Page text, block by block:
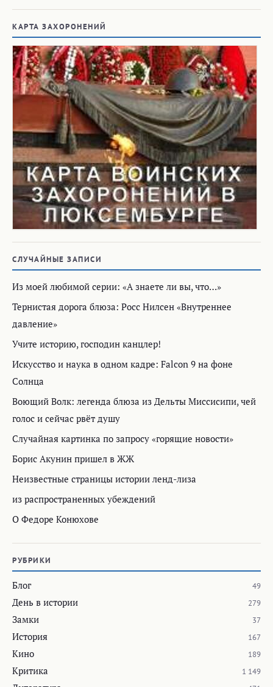
КАРТА ЗАХОРОНЕНИЙ
СЛУЧАЙНЫЕ ЗАПИСИ
Из моей любимой серии: «А знаете ли вы, что…»
Тернистая дорога блюза: Росс Нилсен «Внутреннее
давление»
Учите историю, господин канцлер!
Искусство и наука в одном кадре: Falcon 9 на фоне
Солнца
Воющий Волк: легенда блюза из Дельты Миссисипи, чей
голос и сейчас рвёт душу
Случайная картинка по запросу «горящие новости»
Борис Акунин пришел в ЖЖ
Неизвестные страницы истории ленд-лиза
из распространенных убеждений
О Федоре Конюхове
РУБРИКИ
Блог 49
День в истории 279
Замки 37
История 167
Кино 189
Критика 1 149